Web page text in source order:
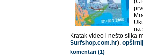
na
Kratak video i nešto slika
Surfshop.com.hr).
komentari (1)